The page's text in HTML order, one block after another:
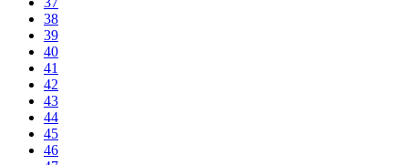
38
39
40
41
42
43
44
45
46